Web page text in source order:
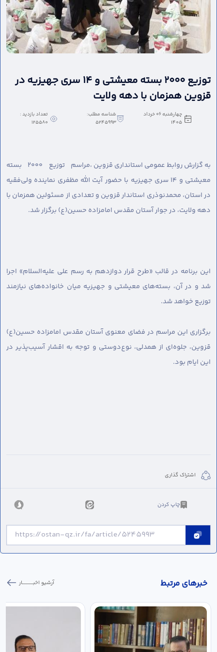
توزیع ۲۰۰۰ بسته معیشتی و ۱۴ سری جهیزیه در
قزوین همزمان با دهه ولایت
چهارشنبه 06 خرداد
1405
شناسه مطلب:
5245993
تعداد بازدید :
125580
به گزارش روابط عمومی استانداری قزوین ،
مراسم توزیع ۲۰۰۰ بسته
معیشتی و ۱۴ سری جهیزیه با حضور آیت الله مظفری نماینده ولی‌فقیه
در استان، محمدنوذری استاندار قزوین و تعدادی از مسئولین همزمان با
دهه ولایت، در جوار آستان مقدس امامزاده حسین(ع) برگزار شد.
این برنامه در قالب «طرح قرار دوازدهم به رسم علی علیه‌السلام» اجرا
شد و در آن، بسته‌های معیشتی و جهیزیه میان خانواده‌های نیازمند
توزیع خواهد شد.
برگزاری این مراسم در فضای معنوی آستان مقدس امامزاده حسین(ع)
قزوین، جلوه‌ای از همدلی، نوع‌دوستی و توجه به اقشار آسیب‌پذیر در
این ایام بود.
اشتراک گذاری
چاپ کردن
خبر‌های مرتبط آرشیو اخبـــــــــــار